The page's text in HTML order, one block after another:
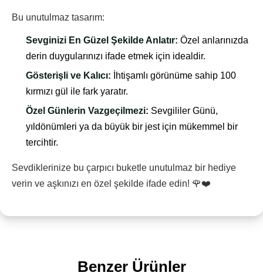
Bu unutulmaz tasarım:
Sevginizi En Güzel Şekilde Anlatır: Özel anlarınızda
derin duygularınızı ifade etmek için idealdir.
Gösterişli ve Kalıcı: İhtişamlı görünüme sahip 100
kırmızı gül ile fark yaratır.
Özel Günlerin Vazgeçilmezi: Sevgililer Günü,
yıldönümleri ya da büyük bir jest için mükemmel bir
tercihtir.
Sevdiklerinize bu çarpıcı buketle unutulmaz bir hediye
verin ve aşkınızı en özel şekilde ifade edin! 🌹❤️
Benzer Ürünler